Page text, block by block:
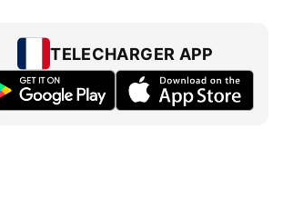
TELECHARGER APP